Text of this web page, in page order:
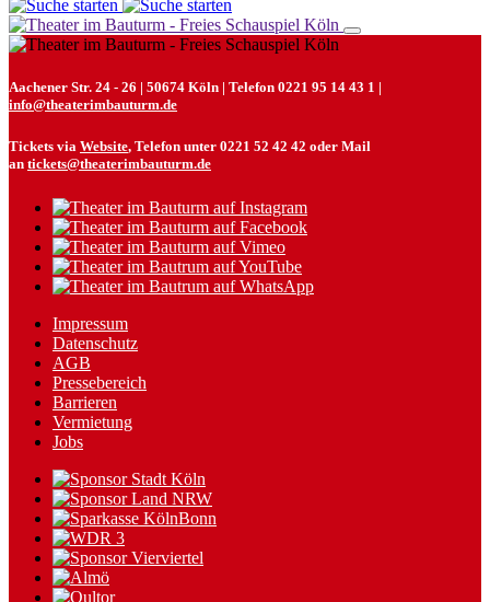
Aachener Str. 24 - 26 | 50674 Köln | Telefon 0221 95 14 43 1 |
info@theaterimbauturm.de
Tickets via Website, Telefon unter 0221 52 42 42 oder Mail
an tickets@theaterimbauturm.de
Impressum
Datenschutz
AGB
Pressebereich
Barrieren
Vermietung
Jobs